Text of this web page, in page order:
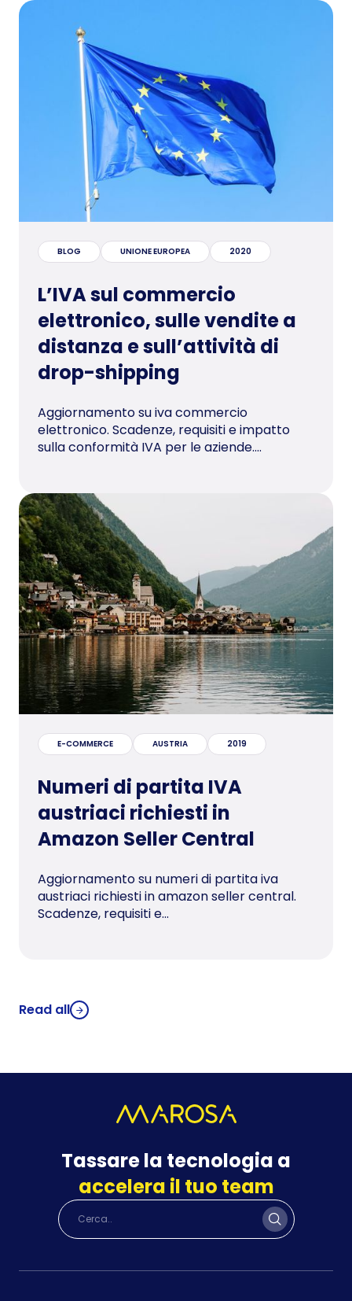
BLOG UNIONE EUROPEA 2020
L’IVA sul commercio
elettronico, sulle vendite a
distanza e sull’attività di
drop-shipping
Aggiornamento su iva commercio
elettronico. Scadenze, requisiti e impatto
sulla conformità IVA per le aziende....
E-COMMERCE AUSTRIA 2019
Numeri di partita IVA
austriaci richiesti in
Amazon Seller Central
Aggiornamento su numeri di partita iva
austriaci richiesti in amazon seller central.
Scadenze, requisiti e...
Read all
Tassare la tecnologia a
accelera il tuo team